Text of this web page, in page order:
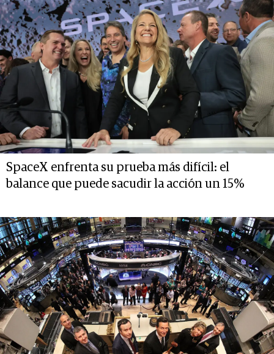
SpaceX enfrenta su prueba más difícil: el
balance que puede sacudir la acción un 15%